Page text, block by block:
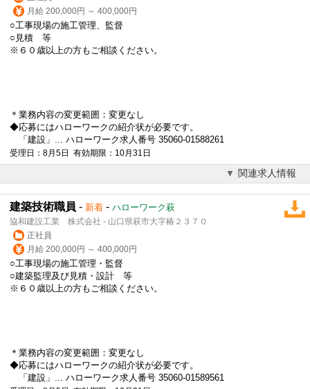
月給 200,000円 ～ 400,000円
○工事現場の施工管理、監督
○見積 等
※６０歳以上の方もご相談ください。
＊業務内容の変更範囲：変更なし
◆応募にはハローワークの紹介状が必要です。
「建設」... ハローワーク求人番号 35060-01588261
受理日：8月5日 有効期限：10月31日
関連求人情報
建築技術職員 - 新着 - ハローワーク萩
協和建設工業 株式会社 - 山口県萩市大字椿２３７０
正社員
月給 200,000円 ～ 400,000円
○工事現場の施工管理・監督
○建築監理及び見積・設計 等
※６０歳以上の方もご相談ください。
＊業務内容の変更範囲：変更なし
◆応募にはハローワークの紹介状が必要です。
「建設」... ハローワーク求人番号 35060-01589561